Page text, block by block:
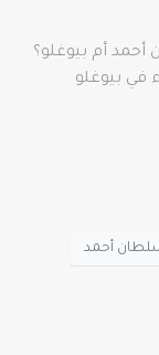
أم بيوغلو؟
في بيوغلو
أحمد